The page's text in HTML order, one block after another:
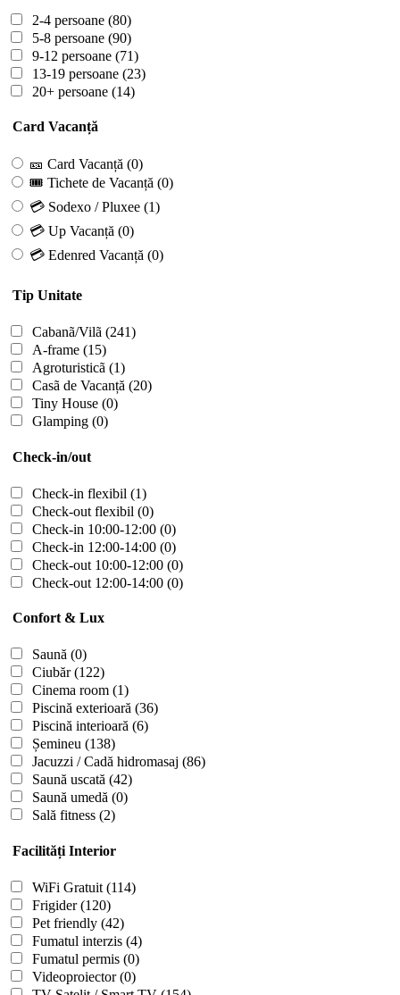
2-4 persoane (80)
5-8 persoane (90)
9-12 persoane (71)
13-19 persoane (23)
20+ persoane (14)
Card Vacanță
🎫 Card Vacanță (0)
🎟 Tichete de Vacanță (0)
💳 Sodexo / Pluxee (1)
💳 Up Vacanță (0)
💳 Edenred Vacanță (0)
Tip Unitate
Cabanã/Vilã (241)
A-frame (15)
Agroturisticã (1)
Casã de Vacanță (20)
Tiny House (0)
Glamping (0)
Check-in/out
Check-in flexibil (1)
Check-out flexibil (0)
Check-in 10:00-12:00 (0)
Check-in 12:00-14:00 (0)
Check-out 10:00-12:00 (0)
Check-out 12:00-14:00 (0)
Confort & Lux
Saună (0)
Ciubăr(122)
Cinema room (1)
Piscină exterioară (36)
Piscină interioară (6)
Șemineu (138)
Jacuzzi / Cadă hidromasaj (86)
Saună uscată (42)
Saună umedă (0)
Sală fitness (2)
Facilități Interior
WiFi Gratuit (114)
Frigider(120)
Pet friendly (42)
Fumatul interzis (4)
Fumatul permis (0)
Videoproiector(0)